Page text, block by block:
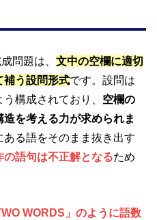
問題は、文中の空欄に適切
補う設問形式です。設問は
構成されており、 空欄の
を考える力が求められま
る語をそのまま抜き出す
の語句は不正解となるため
WORDS」のように語数